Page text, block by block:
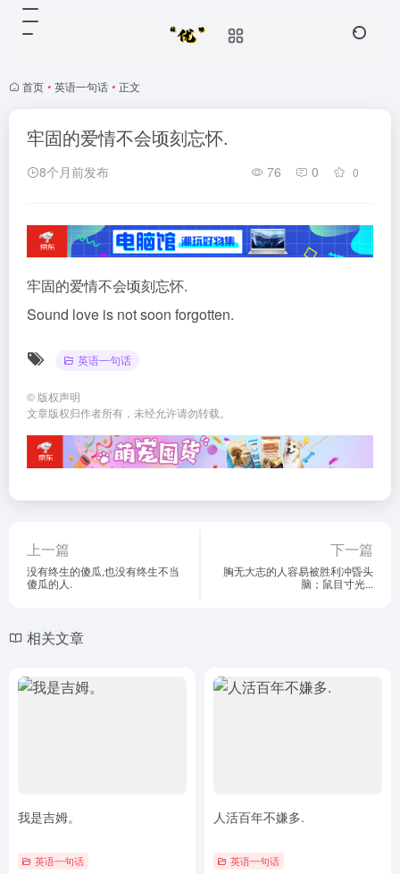
首页 • 英语一句话 • 正文
牢固的爱情不会顷刻忘怀.
8个月前发布 76 0 0
牢固的爱情不会顷刻忘怀.
Sound love is not soon forgotten.
英语一句话
© 版权声明
文章版权归作者所有，未经允许请勿转载。
上一篇
没有终生的傻瓜,也没有终生不当
傻瓜的人.
下一篇
胸无大志的人容易被胜利冲昏头
脑；鼠目寸光...
相关文章
我是吉姆。
英语一句话
人活百年不嫌多.
英语一句话